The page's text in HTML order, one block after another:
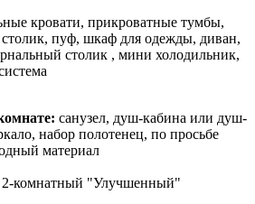
кровати, прикроватные тумбы,
пуф, шкаф для одежды, диван,
столик , мини холодильник,
санузел, душ-кабина или душ-
набор полотенец, по просьбе
материал
2-комнатный "Улучшенный"